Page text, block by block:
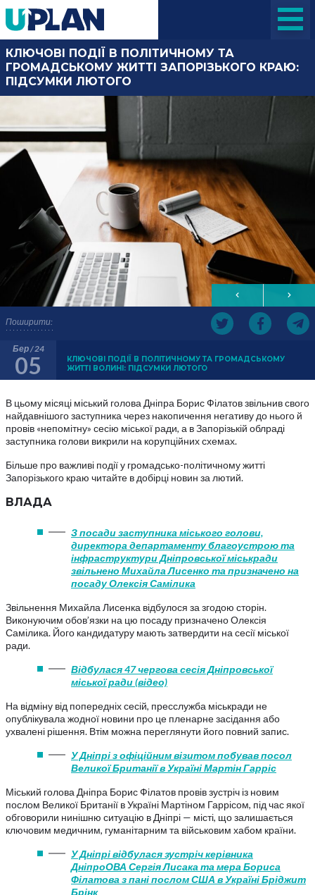
Поширити:
КЛЮЧОВІ ПОДІЇ В ПОЛІТИЧНОМУ ТА
ГРОМАДСЬКОМУ ЖИТТІ ЗАПОРІЗЬКОГО КРАЮ:
ПІДСУМКИ ЛЮТОГО
Бер / 24
05
КЛЮЧОВІ ПОДІЇ В ПОЛІТИЧНОМУ ТА ГРОМАДСЬКОМУ
ЖИТТІ ВОЛИНІ: ПІДСУМКИ ЛЮТОГО
В цьому місяці міський голова Дніпра Борис Філатов звільнив свого
найдавнішого заступника через накопичення негативу до нього й
провів «непомітну» сесію міської ради, а в Запорізькій облраді
заступника голови викрили на корупційних схемах.
Більше про важливі події у громадсько-політичному житті
Запорізького краю читайте в добірці новин за лютий.
ВЛАДА
З посади заступника міського голови,
директора департаменту благоустрою та
інфраструктури Дніпровської міськради
звільнено Михайла Лисенко та призначено на
посаду Олексія Самілика
Звільнення Михайла Лисенка відбулося за згодою сторін.
Виконуючим обов’язки на цю посаду призначено Олексія
Самілика. Його кандидатуру мають затвердити на сесії міської
ради.
Відбулася 47 чергова сесія Дніпровської
міської ради (відео)
На відміну від попередніх сесій, пресслужба міськради не
опублікувала жодної новини про це пленарне засідання або
ухвалені рішення. Втім можна переглянути його повний запис.
У Дніпрі з офіційним візитом побував посол
Великої Британії в Україні Мартін Гарріс
Міський голова Дніпра Борис Філатов провів зустріч із новим
послом Великої Британії в Україні Мартіном Гаррісом, під час якої
обговорили нинішню ситуацію в Дніпрі — місті, що залишається
ключовим медичним, гуманітарним та військовим хабом країни.
У Дніпрі відбулася зустріч керівника
ДніпроОВА Сергія Лисака та мера Бориса
Філатова з пані послом США в Україні Бріджит
Брінк